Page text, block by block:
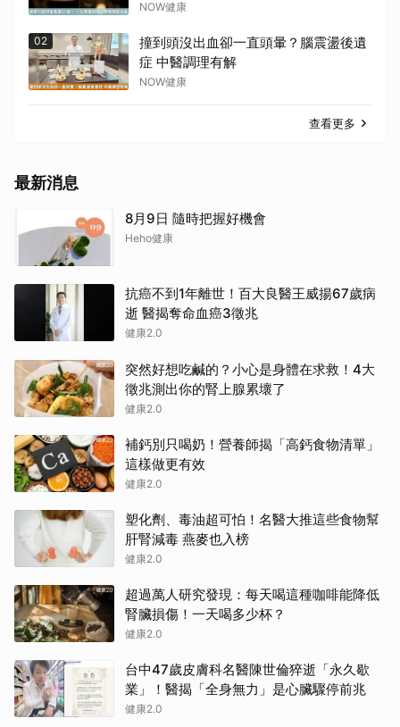
NOW健康
02
撞到頭沒出血卻一直頭暈？腦震盪後遺
症 中醫調理有解
NOW健康
查看更多
最新消息
8月9日 隨時把握好機會
Heho健康
抗癌不到1年離世！百大良醫王威揚67歲病
逝 醫揭奪命血癌3徵兆
健康2.0
突然好想吃鹹的？小心是身體在求救！4大
徵兆測出你的腎上腺累壞了
健康2.0
補鈣別只喝奶！營養師揭「高鈣食物清單」
這樣做更有效
健康2.0
塑化劑、毒油超可怕！名醫大推這些食物幫
肝腎減毒 燕麥也入榜
健康2.0
超過萬人研究發現：每天喝這種咖啡能降低
腎臟損傷！一天喝多少杯？
健康2.0
台中47歲皮膚科名醫陳世倫猝逝「永久歇
業」！醫揭「全身無力」是心臟驟停前兆
健康2.0